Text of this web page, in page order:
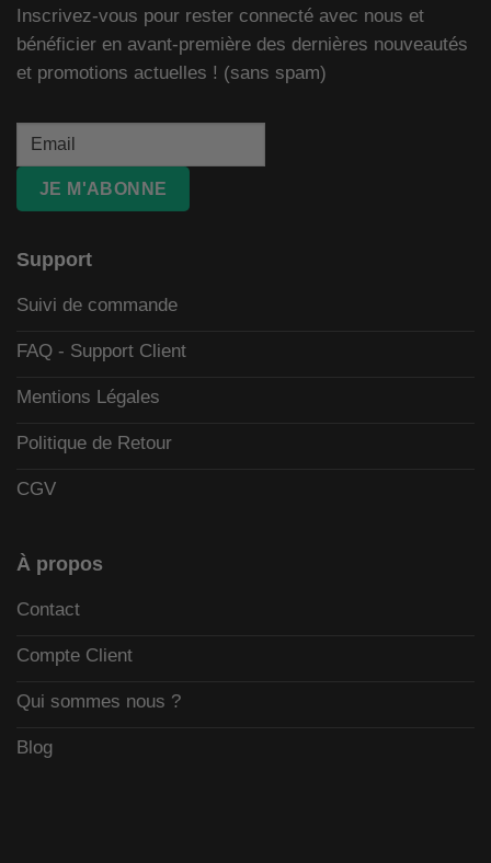
Inscrivez-vous pour rester connecté avec nous et
bénéficier en avant-première des dernières nouveautés
et promotions actuelles ! (sans spam)
JE M'ABONNE
Support
Suivi de commande
FAQ - Support Client
Mentions Légales
Politique de Retour
CGV
À propos
Contact
Compte Client
Qui sommes nous ?
Blog